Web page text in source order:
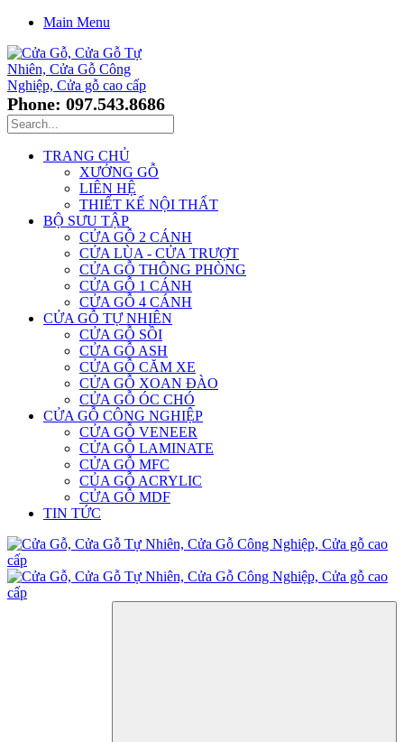
Main Menu
Phone: 097.543.8686
TRANG CHỦ
XƯỞNG GỖ
LIÊN HỆ
THIẾT KẾ NỘI THẤT
BỘ SƯU TẬP
CỬA GỖ 2 CÁNH
CỬA LÙA - CỬA TRƯỢT
CỬA GỖ THÔNG PHÒNG
CỬA GỖ 1 CÁNH
CỬA GỖ 4 CÁNH
CỬA GỖ TỰ NHIÊN
CỬA GỖ SỒI
CỬA GỖ ASH
CỬA GỖ CĂM XE
CỬA GỖ XOAN ĐÀO
CỬA GỖ ÓC CHÓ
CỬA GỖ CÔNG NGHIỆP
CỬA GỖ VENEER
CỬA GỖ LAMINATE
CỬA GỖ MFC
CỦA GỖ ACRYLIC
CỬA GỖ MDF
TIN TỨC